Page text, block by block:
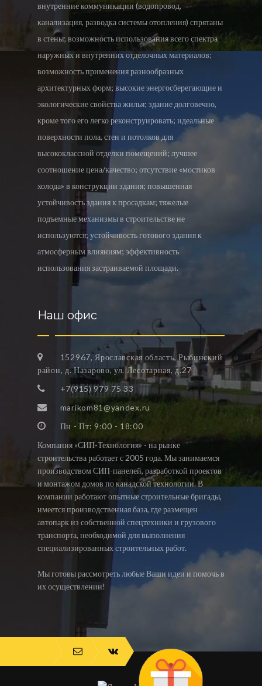
внутренние коммуникации (водопровод,
канализация, разводка системы отопления) спрятаны
в стены; возможность использования всего спектра
наружных и внутренних отделочных материалов;
возможность применения разнообразных
архитектурных форм; высокие энергосберегающие и
экологические свойства жилья; здание долговечно,
кроме того его легко реконструировать; идеальные
поверхности пола, стен и потолков для
высококлассной отделки помещений; лучшее
соотношение цена/качество; отсутствие «мостиков
холода» в конструкции здания; повышенная
устойчивость здания к просадкам; тяжелые
подъемные механизмы в строительстве не
используются; устойчивость готового здания к
атмосферным влияниям; эффективность
использования застраиваемой площади.
Наш офис
152967, Ярославская область, Рыбинский
район, д. Назарово, ул. Лесотарная, д.27
+7(915) 979 75 33
marikom81@yandex.ru
Пн - Пт: 9:00 - 18:00
Компания «СИП-Технология» - на рынке
строительства работает с 2005 года. Мы занимаемся
производством СИП-панелей, разработкой проектов
и монтажом домов по канадской технологии. В
компании работают опытные строительные бригады,
имеется производственная база, где размещен
автопарк из собственной спецтехники и грузового
транспорта, необходимой для выполнения
специализированных строительных работ.
Мы готовы рассмотреть любые Ваши идеи и помочь в
их осуществлении!